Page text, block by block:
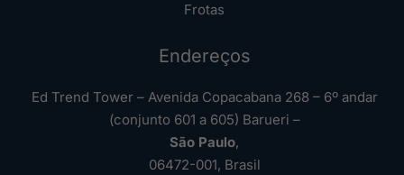
Frotas
Endereços
Ed Trend Tower – Avenida Copacabana 268 – 6º andar
(conjunto 601 a 605) Barueri –
São Paulo,
06472-001, Brasil